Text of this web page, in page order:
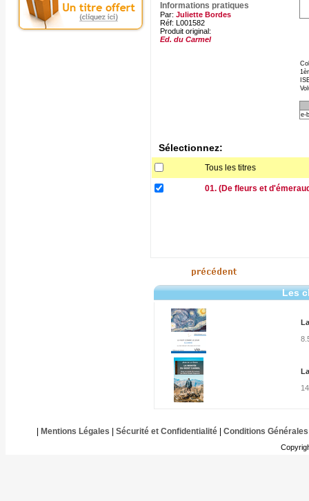
Informations pratiques
Par: Juliette Bordes
Réf: L001582
Produit original:
Ed. du Carmel
e-
Sélectionnez:
Tous les titres
01. (De fleurs et
Les
Mentions Légales Sécurité et Confidentialité| Conditions Générales